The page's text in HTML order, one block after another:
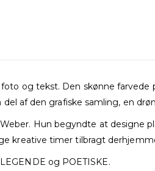
og tekst. Den skønne farvede
del af den grafiske samling, en
Hun begyndte at designe
kreative timer tilbragt
og POETISKE.